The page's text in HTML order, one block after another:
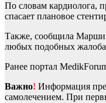
По словам кардиолога,
спасает плановое
Также, сообщила
любых подобных
Ранее портал
Важно! Информация
самолечением. При